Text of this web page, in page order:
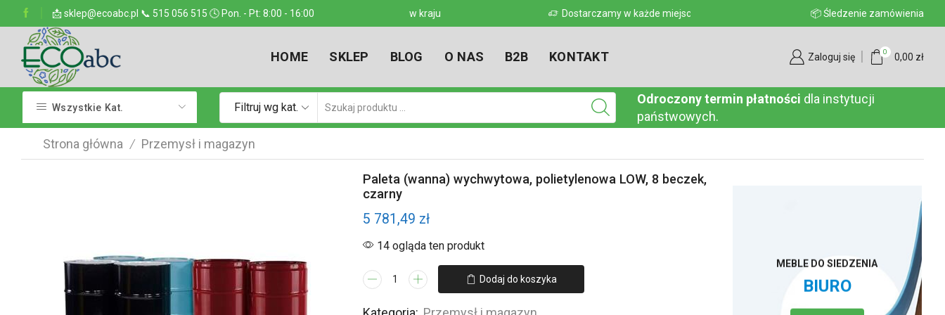
📩 sklep@ecoabc.pl 📞 515 056 515 🕓 Pon. - Pt: 8:00 - 16:00
w kraju Dostarczamy w każde miejsce w kraju Dostarczamy w każde miejsce w kraju 📦 Śledzenie zamówienia
HOME SKLEP BLOG O NAS B2B KONTAKT Zaloguj się 0 0,00 zł
Wszystkie Kat. Filtruj wg kat.
wyszukiwania
Odroczony termin płatności dla instytucji
państwowych.
Strona główna / Przemysł i magazyn
Paleta (wanna) wychwytowa, polietylenowa LOW, 8 beczek,
czarny
5 781,49 zł
14 ogląda ten produkt
ilość
Dodaj do koszyka
MEBLE DO SIEDZENIA
BIURO